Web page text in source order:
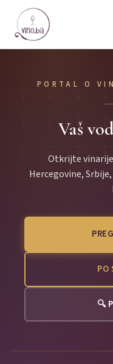
PORTAL O
Vaš
Otkrijte
Hercegovine,
PO
🔍